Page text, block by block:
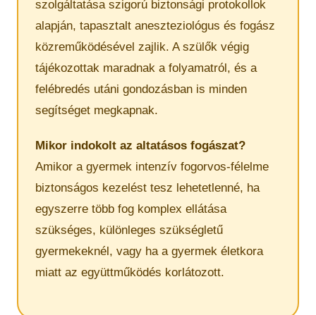
szolgáltatása szigorú biztonsági protokollok
alapján, tapasztalt aneszteziológus és fogász
közreműködésével zajlik. A szülők végig
tájékozottak maradnak a folyamatról, és a
felébredés utáni gondozásban is minden
segítséget megkapnak.
Mikor indokolt az altatásos fogászat?
Amikor a gyermek intenzív fogorvos-félelme
biztonságos kezelést tesz lehetetlenné, ha
egyszerre több fog komplex ellátása
szükséges, különleges szükségletű
gyermekeknél, vagy ha a gyermek életkora
miatt az együttműködés korlátozott.